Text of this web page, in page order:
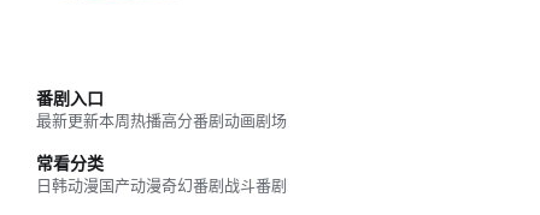
番剧入口
最新更新本周热播高分番剧动画剧场
常看分类
日韩动漫国产动漫奇幻番剧战斗番剧